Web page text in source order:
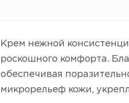
Крем нежной
роскошного комфорта.
обеспечивая
микрорельеф кожи,